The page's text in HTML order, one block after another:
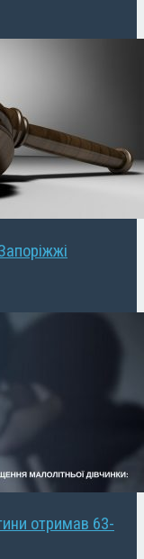
отримав 63-